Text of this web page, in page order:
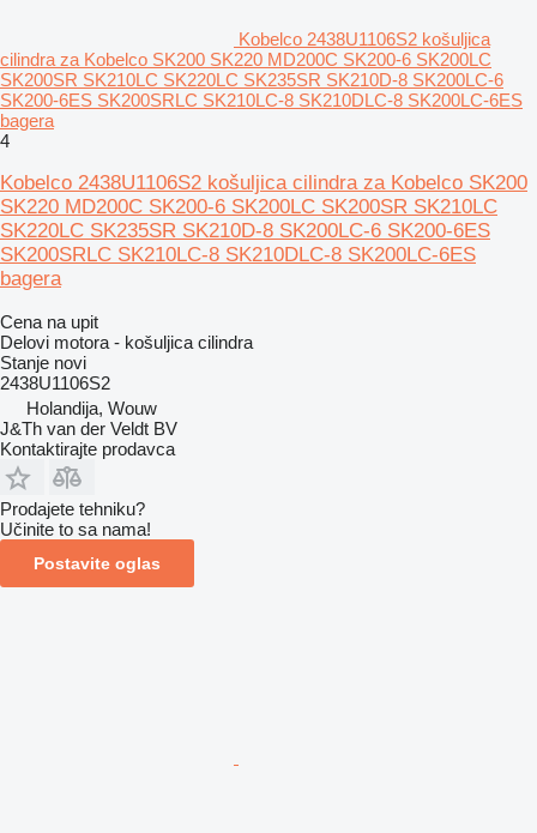
Kobelco 2438U1106S2 košuljica
cilindra za Kobelco SK200 SK220 MD200C SK200-6 SK200LC
SK200SR SK210LC SK220LC SK235SR SK210D-8 SK200LC-6
SK200-6ES SK200SRLC SK210LC-8 SK210DLC-8 SK200LC-6ES
bagera
4
Kobelco 2438U1106S2 košuljica cilindra za Kobelco SK200
SK220 MD200C SK200-6 SK200LC SK200SR SK210LC
SK220LC SK235SR SK210D-8 SK200LC-6 SK200-6ES
SK200SRLC SK210LC-8 SK210DLC-8 SK200LC-6ES
bagera
Cena na upit
Delovi motora - košuljica cilindra
Stanje novi
2438U1106S2
Holandija, Wouw
J&Th van der Veldt BV
Kontaktirajte prodavca
Prodajete tehniku?
Učinite to sa nama!
Postavite oglas